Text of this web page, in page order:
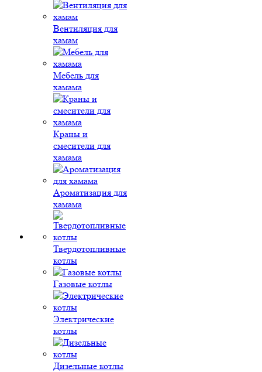
Вентиляция для
хамам
Мебель для
хамама
Краны и
смесители для
хамама
Ароматизация для
хамама
Твердотопливные
котлы
Газовые котлы
Электрические
котлы
Дизельные котлы